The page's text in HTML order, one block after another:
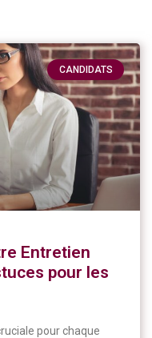
CANDIDATS
Entretien
pour les
pour chaque